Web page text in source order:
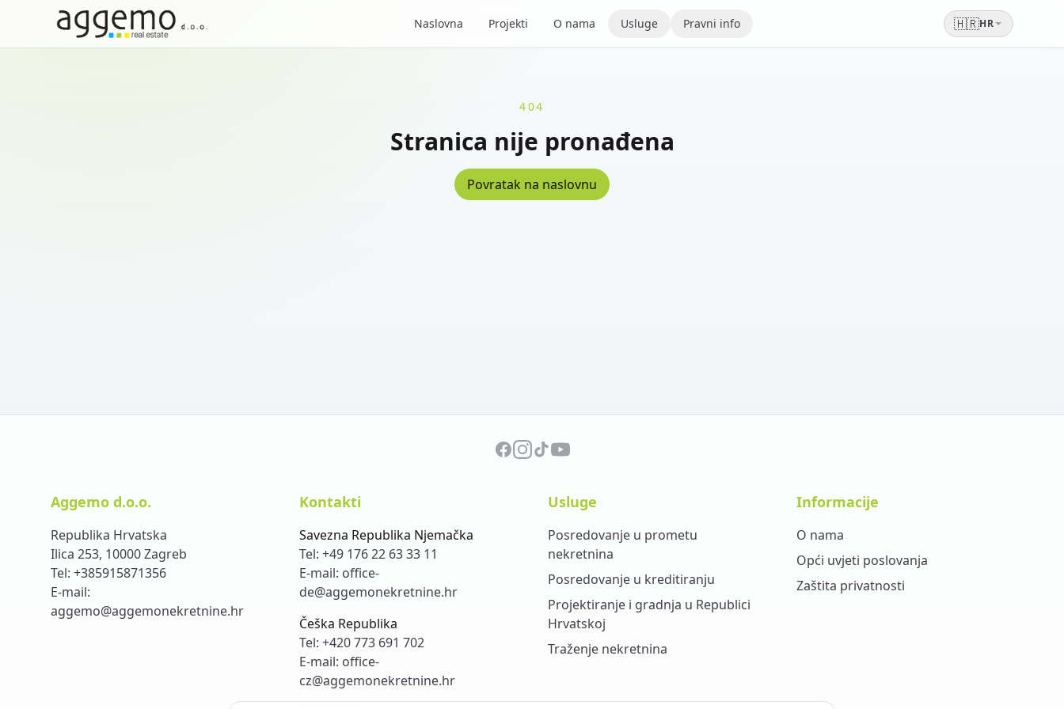
Naslovna Projekti O nama Usluge Pravni info 🇭🇷HR
404
Stranica nije pronađena
Povratak na naslovnu
Aggemo d.o.o.
Republika Hrvatska
Ilica 253, 10000 Zagreb
Tel: +385915871356
E-mail:
aggemo@aggemonekretnine.hr
Kontakti
Savezna Republika Njemačka
Tel: +49 176 22 63 33 11
E-mail: office-
de@aggemonekretnine.hr
Češka Republika
Tel: +420 773 691 702
E-mail: office-
cz@aggemonekretnine.hr
Usluge
Posredovanje u prometu
nekretnina
Posredovanje u kreditiranju
Projektiranje i gradnja u Republici
Hrvatskoj
Traženje nekretnina
Informacije
O nama
Opći uvjeti poslovanja
Zaštita privatnosti